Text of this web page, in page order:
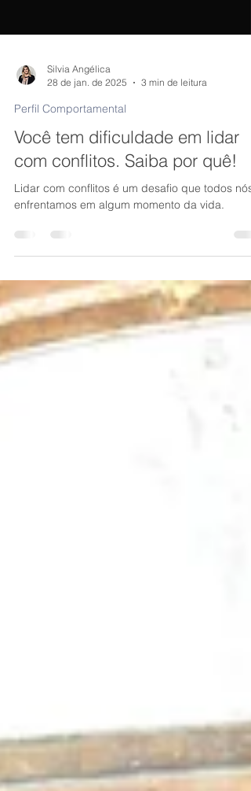
28 de jan. de 2025
3 min de leitura
Perfil Comportamental
Você tem dificuldade em lidar
com conflitos. Saiba por quê!
enfrentamos em algum momento da vida.